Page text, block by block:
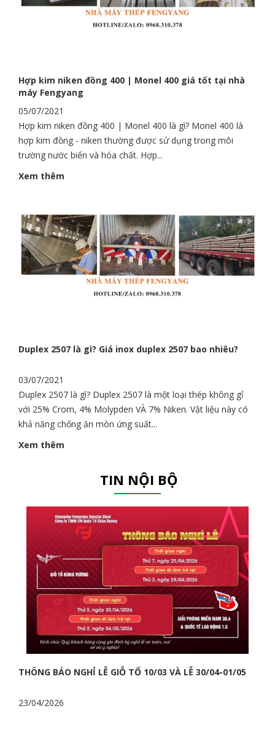
Hợp kim niken đồng 400 | Monel 400 giá tốt tại nhà
máy Fengyang
05/07/2021
Hợp kim niken đồng 400 | Monel 400 là gì? Monel 400 là
hợp kim đồng - niken thường được sử dụng trong môi
trường nước biển và hóa chất. Hợp...
Xem thêm
Duplex 2507 là gì? Giá inox duplex 2507 bao nhiêu?
03/07/2021
Duplex 2507 là gì? Duplex 2507 là một loại thép không gỉ
với 25% Crom, 4% Molypden VÀ 7% Niken. Vật liệu này có
khả năng chống ăn mòn ứng suất...
Xem thêm
TIN NỘI BỘ
THÔNG BÁO NGHỈ LỄ GIỖ TỔ 10/03 VÀ LỄ 30/04-01/05
23/04/2026